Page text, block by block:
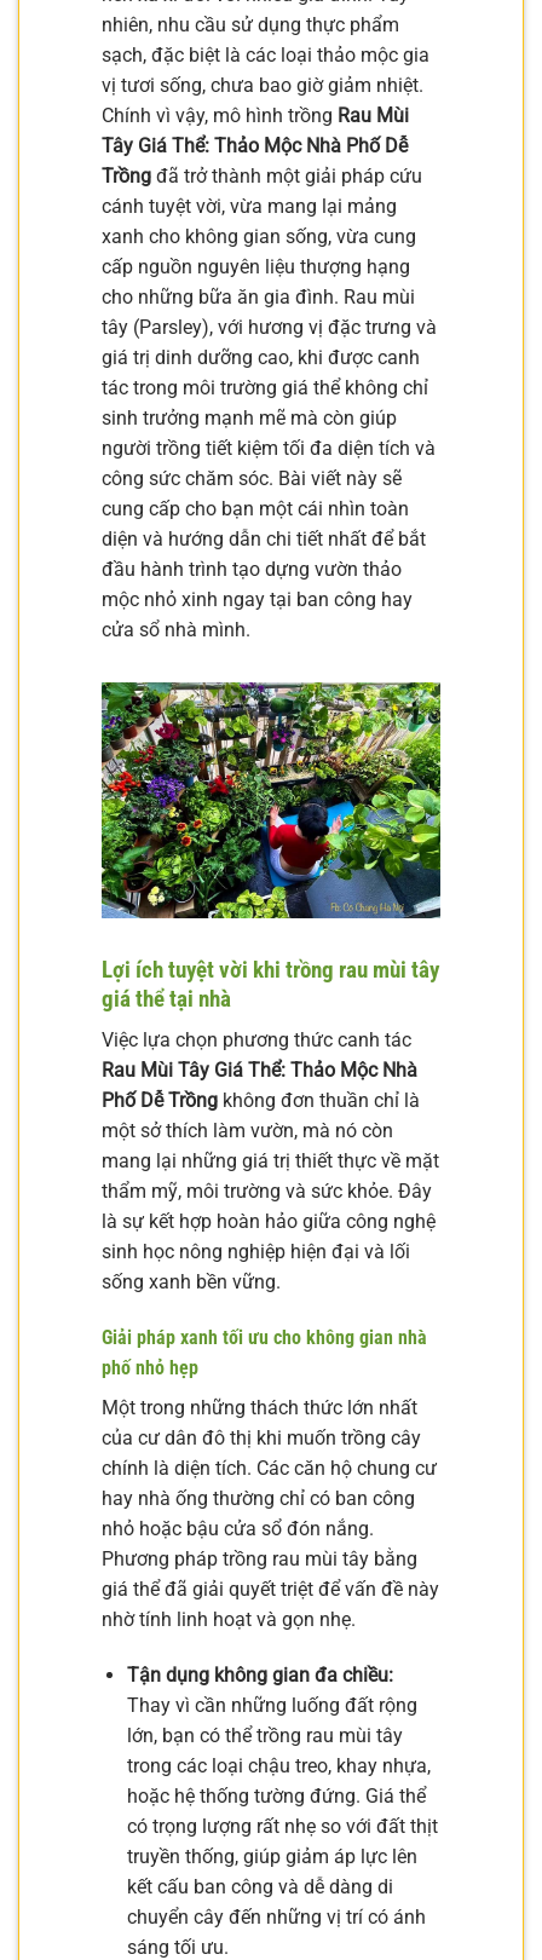
nhiên, nhu cầu sử dụng thực phẩm
sạch, đặc biệt là các loại thảo mộc gia
vị tươi sống, chưa bao giờ giảm nhiệt.
Chính vì vậy, mô hình trồng Rau Mùi
Tây Giá Thể: Thảo Mộc Nhà Phố Dễ
Trồng đã trở thành một giải pháp cứu
cánh tuyệt vời, vừa mang lại mảng
xanh cho không gian sống, vừa cung
cấp nguồn nguyên liệu thượng hạng
cho những bữa ăn gia đình. Rau mùi
tây (Parsley), với hương vị đặc trưng và
giá trị dinh dưỡng cao, khi được canh
tác trong môi trường giá thể không chỉ
sinh trưởng mạnh mẽ mà còn giúp
người trồng tiết kiệm tối đa diện tích và
công sức chăm sóc. Bài viết này sẽ
cung cấp cho bạn một cái nhìn toàn
diện và hướng dẫn chi tiết nhất để bắt
đầu hành trình tạo dựng vườn thảo
mộc nhỏ xinh ngay tại ban công hay
cửa sổ nhà mình.
Lợi ích tuyệt vời khi trồng rau mùi tây
giá thể tại nhà
Việc lựa chọn phương thức canh tác
Rau Mùi Tây Giá Thể: Thảo Mộc Nhà
Phố Dễ Trồng không đơn thuần chỉ là
một sở thích làm vườn, mà nó còn
mang lại những giá trị thiết thực về mặt
thẩm mỹ, môi trường và sức khỏe. Đây
là sự kết hợp hoàn hảo giữa công nghệ
sinh học nông nghiệp hiện đại và lối
sống xanh bền vững.
Giải pháp xanh tối ưu cho không gian nhà
phố nhỏ hẹp
Một trong những thách thức lớn nhất
của cư dân đô thị khi muốn trồng cây
chính là diện tích. Các căn hộ chung cư
hay nhà ống thường chỉ có ban công
nhỏ hoặc bậu cửa sổ đón nắng.
Phương pháp trồng rau mùi tây bằng
giá thể đã giải quyết triệt để vấn đề này
nhờ tính linh hoạt và gọn nhẹ.
Tận dụng không gian đa chiều:
Thay vì cần những luống đất rộng
lớn, bạn có thể trồng rau mùi tây
trong các loại chậu treo, khay nhựa,
hoặc hệ thống tường đứng. Giá thể
có trọng lượng rất nhẹ so với đất thịt
truyền thống, giúp giảm áp lực lên
kết cấu ban công và dễ dàng di
chuyển cây đến những vị trí có ánh
sáng tối ưu.